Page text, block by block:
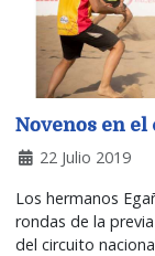
Novenos en
22 Julio 2019
Los hermanos
rondas de la
del circuito